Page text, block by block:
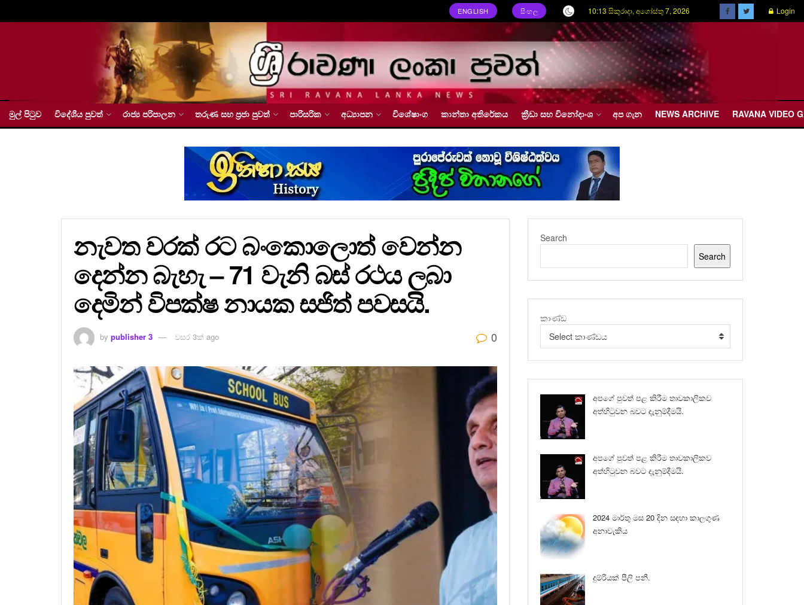
ENGLISH සිංහල 10:13 සිකුරාදා, අගෝස්තු 7, 2026 Login
මුල් පිටුව විදේශීය පුවත් රාජ්‍ය පරිපාලන තරුණ සහ ප්‍රජා පුවත් පාරිසරික අධ්‍යාපන විශේෂාංග කාන්තා අතිරේකය ක්‍රීඩා සහ විනෝදාංශ අප ගැන NEWS ARCHIVE RAVANA VIDEO
නැවත වරක් රට බංකොලොත් වෙන්න
දෙන්න බැහැ – 71 වැනි බස් රථය ලබා
දෙමින් විපක්ෂ නායක සජිත් පවසයි.
by publisher 3 වසර 3ක් ago 0
Search
Search
කාණ්ඩ
Select කාණ්ඩය
අපගේ පුවත් පළ කිරීම තාවකාලිකව
අත්හිටුවන බවට දැනුම්දීමයි.
අපගේ පුවත් පළ කිරීම තාවකාලිකව
අත්හිටුවන බවට දැනුම්දීමයි.
2024 මාර්තු මස 20 දින සඳහා කාලගුණ
අනාවැකිය
දුම්රියක් පීලි පනී.